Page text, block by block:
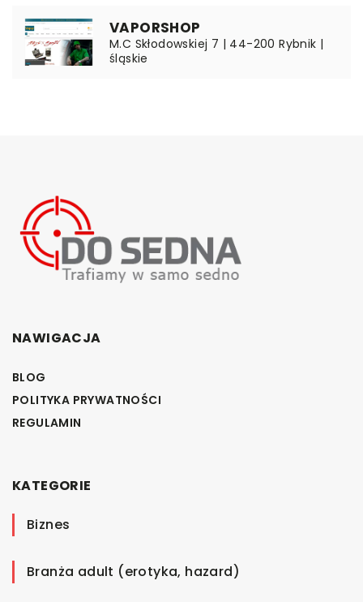
VAPORSHOP
M.C Skłodowskiej 7 | 44-200 Rybnik |
śląskie
NAWIGACJA
BLOG
POLITYKA PRYWATNOŚCI
REGULAMIN
KATEGORIE
Biznes
Branża adult (erotyka, hazard)